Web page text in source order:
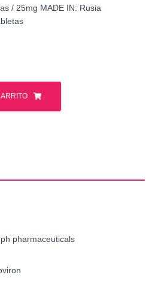
/ 25mg MADE IN: Rusia
pharmaceuticals